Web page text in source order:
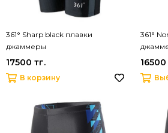
361° Sharp black плавки
джаммеры
17500 тг.
В корзину
361°
16500